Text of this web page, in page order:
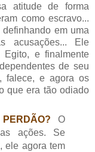
atitude de forma
como escravo...
em uma
acusações... Ele
e finalmente
de seu
falece, e agora os
que era tão odiado
O
ações. Se
ele agora tem